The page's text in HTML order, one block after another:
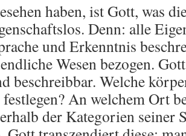
haben, ist Gott, was
Denn: alle
und Erkenntnis
Wesen bezogen.
beschreibbar. Welche
An welchem Ort
der Kategorien seiner